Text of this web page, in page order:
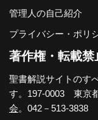
管理人の自己紹介
プライバシー・ポリ
著作権・転載禁
聖書解説サイトのす
す。197-0003 東京
会。042－513-3838